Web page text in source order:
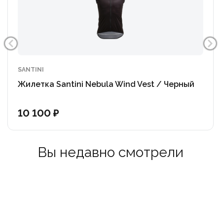
SANTINI
Жилетка Santini Nebula Wind Vest / Черный
10 100 ₽
Вы недавно смотрели